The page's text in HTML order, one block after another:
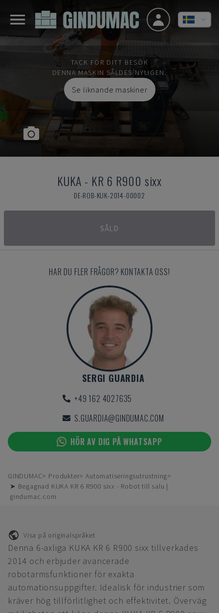
TACK FÖR DITT BESÖK
DENNA MASKIN SÅLDES NYLIGEN.
Se liknande maskiner
KUKA - KR 6 R900 sixx
DE-ROB-KUK-2014-00002
SÅLD
HAR DU FLER FRÅGOR? KONTAKTA OSS!
SERGI GUARDIA
+49 162 4027635
S.GUARDIA@GINDUMAC.COM
HÖR AV DIG PÅ WHATSAPP
GINDUMAC Produkter
Automatiseringsutrustning
➤ Begagnad KUKA KR 6 R900 sixx - Robot till salu |
gindumac.com
Visa på originalspråket
Denna 6-axliga KUKA KR 6 R900 sixx tillverkades
2014 och erbjuder avancerade
robotarmsfunktioner för exakta
automationsuppgifter. Idealisk för industrier som
kräver hög tillförlitlighet och effektivitet. Överväg